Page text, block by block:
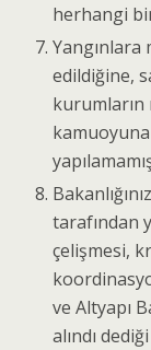
herhangi bir
edildiğine,
kurumların
tarafından
çelişmesi,
ve Altyapı
alındı